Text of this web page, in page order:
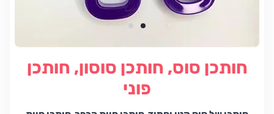
חותכן סוס, חותכן סוסון, חותכן
פוני